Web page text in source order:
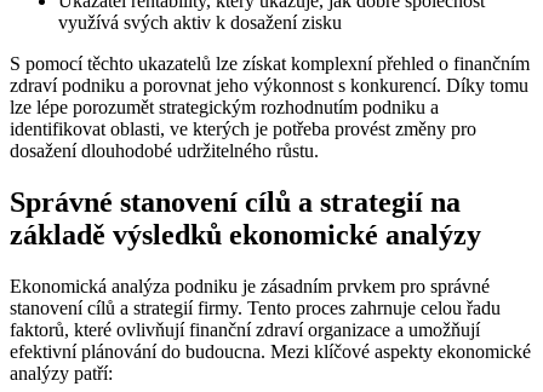
využívá svých aktiv k dosažení zisku
S pomocí těchto ukazatelů lze získat komplexní přehled o finančním
zdraví podniku a porovnat jeho výkonnost s konkurencí. Díky tomu
lze lépe porozumět strategickým rozhodnutím podniku a
identifikovat oblasti, ve kterých je potřeba provést změny pro
dosažení dlouhodobé udržitelného růstu.
Správné stanovení cílů a strategií na
základě výsledků ekonomické analýzy
Ekonomická analýza podniku je zásadním prvkem pro správné
stanovení cílů a strategií firmy. Tento proces zahrnuje celou řadu
faktorů, které ovlivňují finanční zdraví organizace a umožňují
efektivní plánování do budoucna. Mezi klíčové aspekty ekonomické
analýzy patří: